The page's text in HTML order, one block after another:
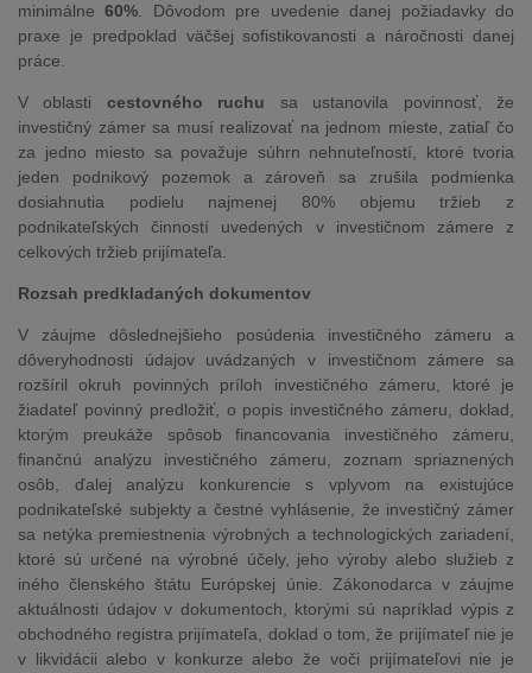
minimálne60% . Dôvodom pre uvedenie danej požiadavky do
praxe je predpoklad väčšej sofistikovanosti a náročnosti danej
práce.
V oblasti cestovného ruchu sa ustanovila povinnosť, že
investičný zámer sa musí realizovať na jednom mieste, zatiaľ čo
za jedno miesto sa považuje súhrn nehnuteľností, ktoré tvoria
jeden podnikový pozemok a zároveň sa zrušila podmienka
dosiahnutia podielu najmenej 80% objemu tržieb z
podnikateľských činností uvedených v investičnom zámere z
celkových tržieb prijímateľa.
Rozsah predkladaných dokumentov
V záujme dôslednejšieho posúdenia investičného zámeru a
dôveryhodnosti údajov uvádzaných v investičnom zámere sa
rozšíril okruh povinných príloh investičného zámeru, ktoré je
žiadateľ povinný predložiť, o popis investičného zámeru, doklad,
ktorým preukáže spôsob financovania investičného zámeru,
finančnú analýzu investičného zámeru, zoznam spriaznených
osôb, ďalej analýzu konkurencie s vplyvom na existujúce
podnikateľské subjekty a čestné vyhlásenie, že investičný zámer
sa netýka premiestnenia výrobných a technologických zariadení,
ktoré sú určené na výrobné účely, jeho výroby alebo služieb z
iného členského štátu Európskej únie. Zákonodarca v záujme
aktuálnosti údajov v dokumentoch, ktorými sú napríklad výpis z
obchodného registra prijímateľa, doklad o tom, že prijímateľ nie je
v likvidácii alebo v konkurze alebo že voči prijímateľovi nie je